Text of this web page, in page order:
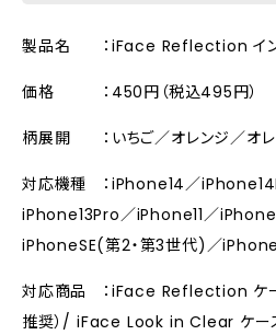
製品名 ：iFace Reflection イン
価格 ：450円（税込495円）
柄展開 ：いちご／オレンジ／オ
対応機種 ：iPhone14／
iPhone13Pro／iPhone11／
iPhoneSE(第2・第3世代)／
対応商品 ：iFace Reflection ケー
推奨）/ iFace Look in Clear ケース